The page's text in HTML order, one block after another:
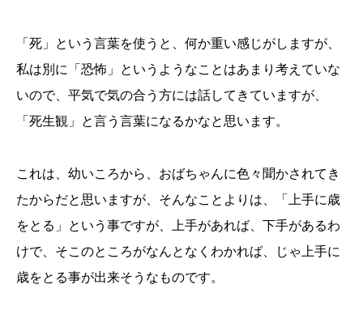
「死」という言葉を使うと、何か重い感じがしますが、
私は別に「恐怖」というようなことはあまり考えていな
いので、平気で気の合う方には話してきていますが、
「死生観」と言う言葉になるかなと思います。
これは、幼いころから、おばちゃんに色々聞かされてき
たからだと思いますが、そんなことよりは、「上手に歳
をとる」という事ですが、上手があれば、下手があるわ
けで、そこのところがなんとなくわかれば、じゃ上手に
歳をとる事が出来そうなものです。